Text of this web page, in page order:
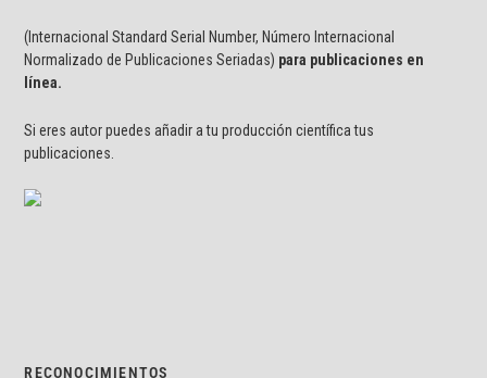
(Internacional Standard Serial Number, Número Internacional
Normalizado de Publicaciones Seriadas) para publicaciones en
línea.
Si eres autor puedes añadir a tu producción científica tus
publicaciones.
RECONOCIMIENTOS